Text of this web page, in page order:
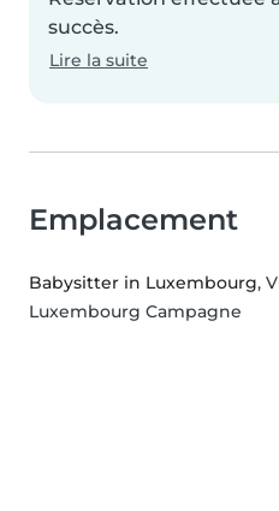
succès.
Lire la suite
Emplacement
Babysitter in Luxembourg,
Luxembourg Campagne